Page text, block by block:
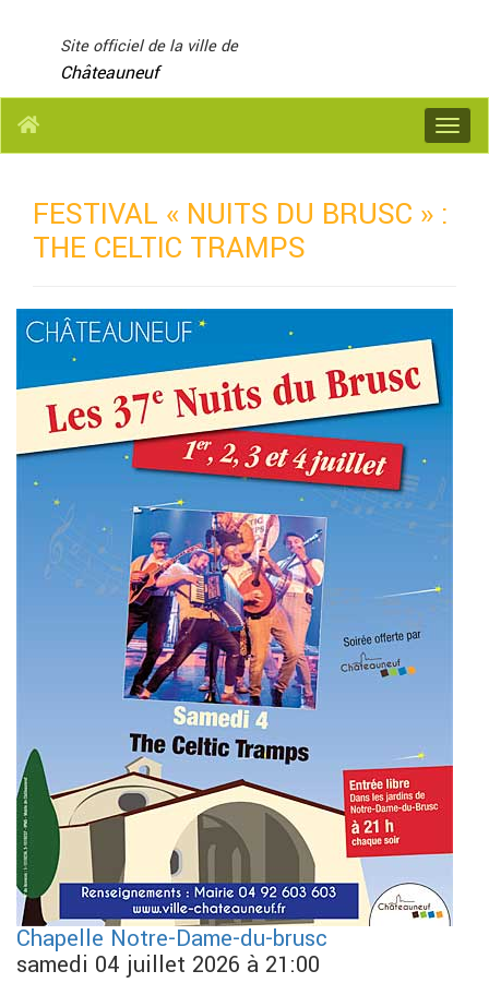
Site officiel de la ville de
Châteauneuf
Menu
FESTIVAL « NUITS DU BRUSC » :
THE CELTIC TRAMPS
Chapelle Notre-Dame-du-brusc
samedi 04 juillet 2026 à 21:00